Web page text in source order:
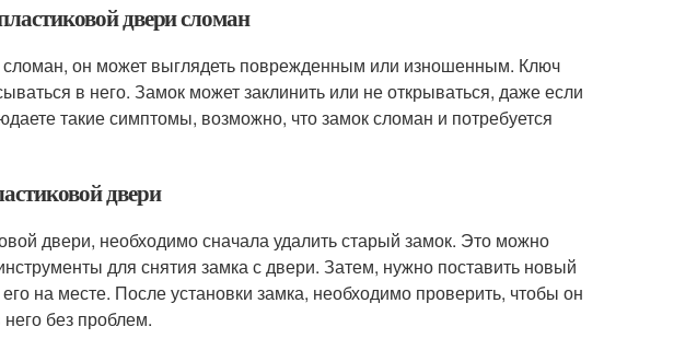
двери сломан
сломан, он может выглядеть поврежденным или изношенным. Ключ
в него. Замок может заклинить или не открываться, даже если
такие симптомы, возможно, что замок сломан и потребуется
двери
двери, необходимо сначала удалить старый замок. Это можно
для снятия замка с двери. Затем, нужно поставить новый
на месте. После установки замка, необходимо проверить, чтобы он
без проблем.